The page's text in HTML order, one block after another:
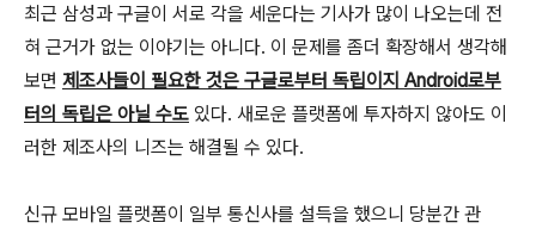
최근 삼성과 구글이 서로 각을 세운다는 기사가 많이 나오는데 전
혀 근거가 없는 이야기는 아니다. 이 문제를 좀더 확장해서 생각해
보면 제조사들이 필요한 것은 구글로부터 독립이지 Android로부
터의 독립은 아닐 수도 있다. 새로운 플랫폼에 투자하지 않아도 이
러한 제조사의 니즈는 해결될 수 있다.
신규 모바일 플랫폼이 일부 통신사를 설득을 했으니 당분간 관